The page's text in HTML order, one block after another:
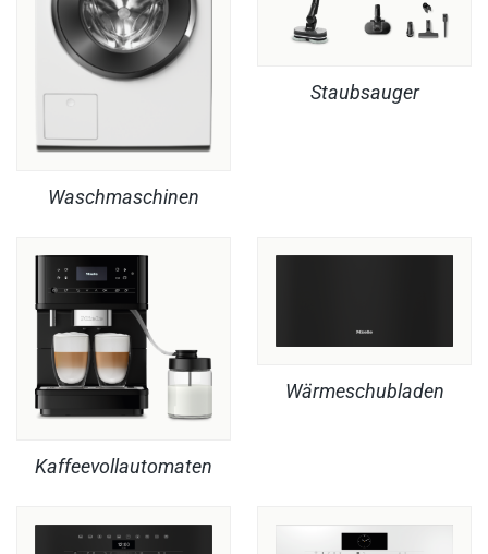
Waschmaschinen
Staubsauger
Kaffeevollautomaten
Wärmeschubladen